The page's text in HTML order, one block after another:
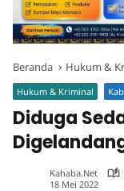
Beranda Hukum &
Hukum & Kriminal
Diduga
Kahaba.net
18 Mei 2022